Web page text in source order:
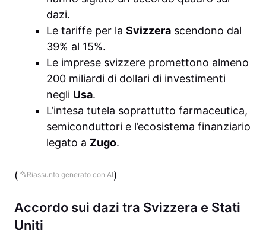
dazi.
Le tariffe per la Svizzera scendono dal
39% al 15%.
Le imprese svizzere promettono almeno
200 miliardi di dollari di investimenti
negli Usa.
L’intesa tutela soprattutto farmaceutica,
semiconduttori e l’ecosistema finanziario
legato a Zugo.
( Riassunto generato con AI)
Accordo sui dazi tra Svizzera e Stati
Uniti